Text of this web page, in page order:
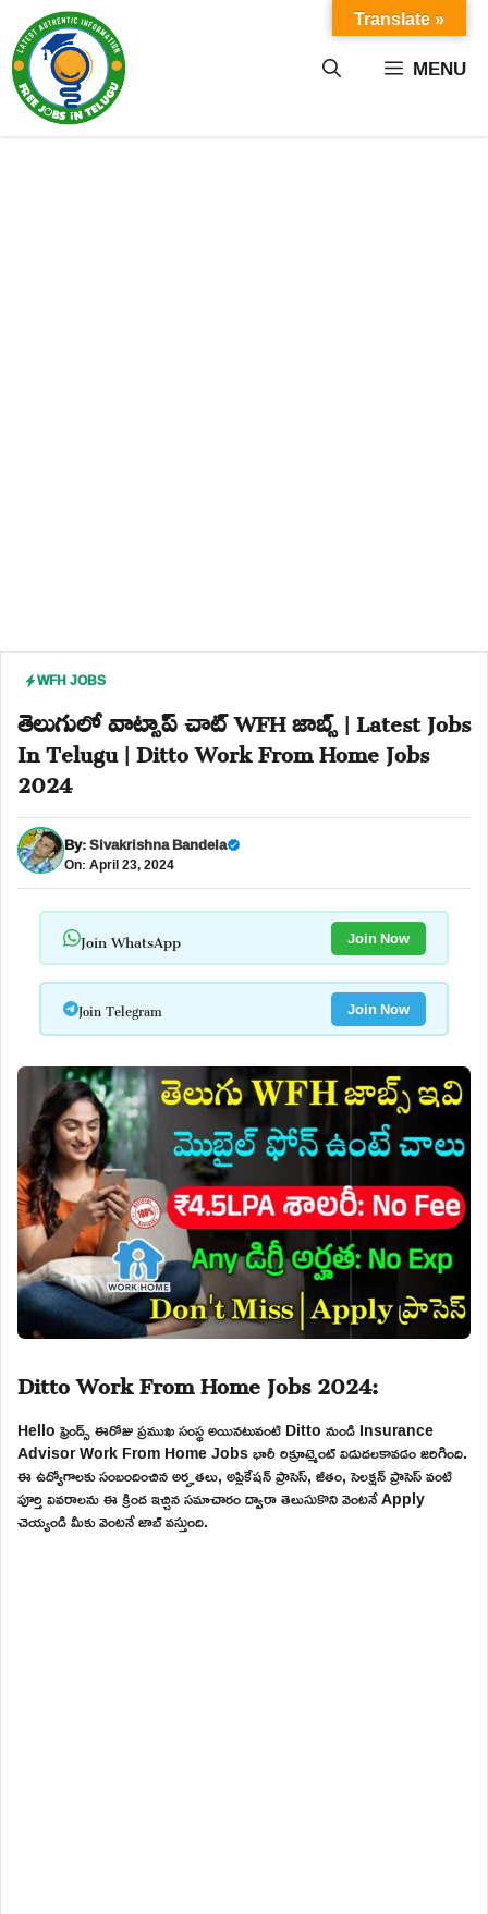
content MENU
WFH JOBS
తెలుగులో వాట్సాప్ చాట్ WFH జాబ్స్ | Latest Jobs
In Telugu | Ditto Work From Home Jobs
2024
By:Sivakrishna Bandela
On: April 23, 2024
Join WhatsApp Join Now
Join Telegram Join Now
Ditto Work From Home Jobs 2024:
Hello ఫ్రెండ్స్ ఈరోజు ప్రముఖ సంస్థ అయినటువంటి Ditto నుండి Insurance
Advisor Work From Home Jobs భారీ రిక్రూట్మెంట్ విడుదలకావడం జరిగింది.
ఈ ఉద్యోగాలకు సంబందించిన అర్హతలు, అప్లికేషన్ ప్రాసెస్, జీతం, సెలక్షన్ ప్రాసెస్ వంటి
పూర్తి వివరాలను ఈ క్రింద ఇచ్చిన సమాచారం ద్వారా తెలుసుకొని వెంటనే Apply
చెయ్యండి మీకు వెంటనే జాబ్ వస్తుంది.
Translate »